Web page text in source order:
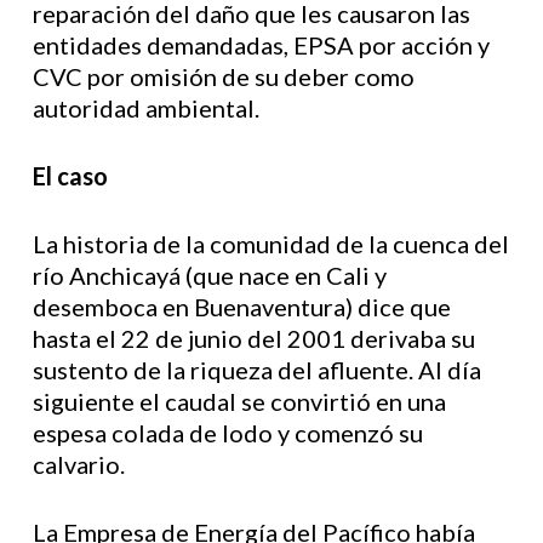
reparación del daño que les causaron las
entidades demandadas, EPSA por acción y
CVC por omisión de su deber como
autoridad ambiental.
El caso
La historia de la comunidad de la cuenca del
río Anchicayá (que nace en Cali y
desemboca en Buenaventura) dice que
hasta el 22 de junio del 2001 derivaba su
sustento de la riqueza del afluente. Al día
siguiente el caudal se convirtió en una
espesa colada de lodo y comenzó su
calvario.
La Empresa de Energía del Pacífico había